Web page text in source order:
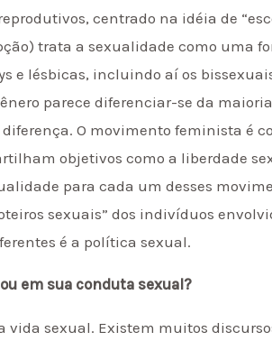
centrado na idéia de
trata a sexualidade como uma
e lésbicas, incluindo aí os
parece diferenciar-se da
O movimento feminista é
objetivos como a liberdade
para cada um desses
sexuais” dos indivíduos
é a política sexual.
em sua conduta sexual?
vida sexual. Existem muitos